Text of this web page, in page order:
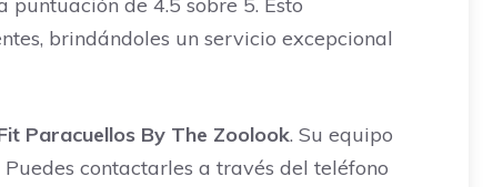
brindándoles un servicio excepcional
Paracuellos By The Zoolook. Su equipo
contactarles a través del teléfono